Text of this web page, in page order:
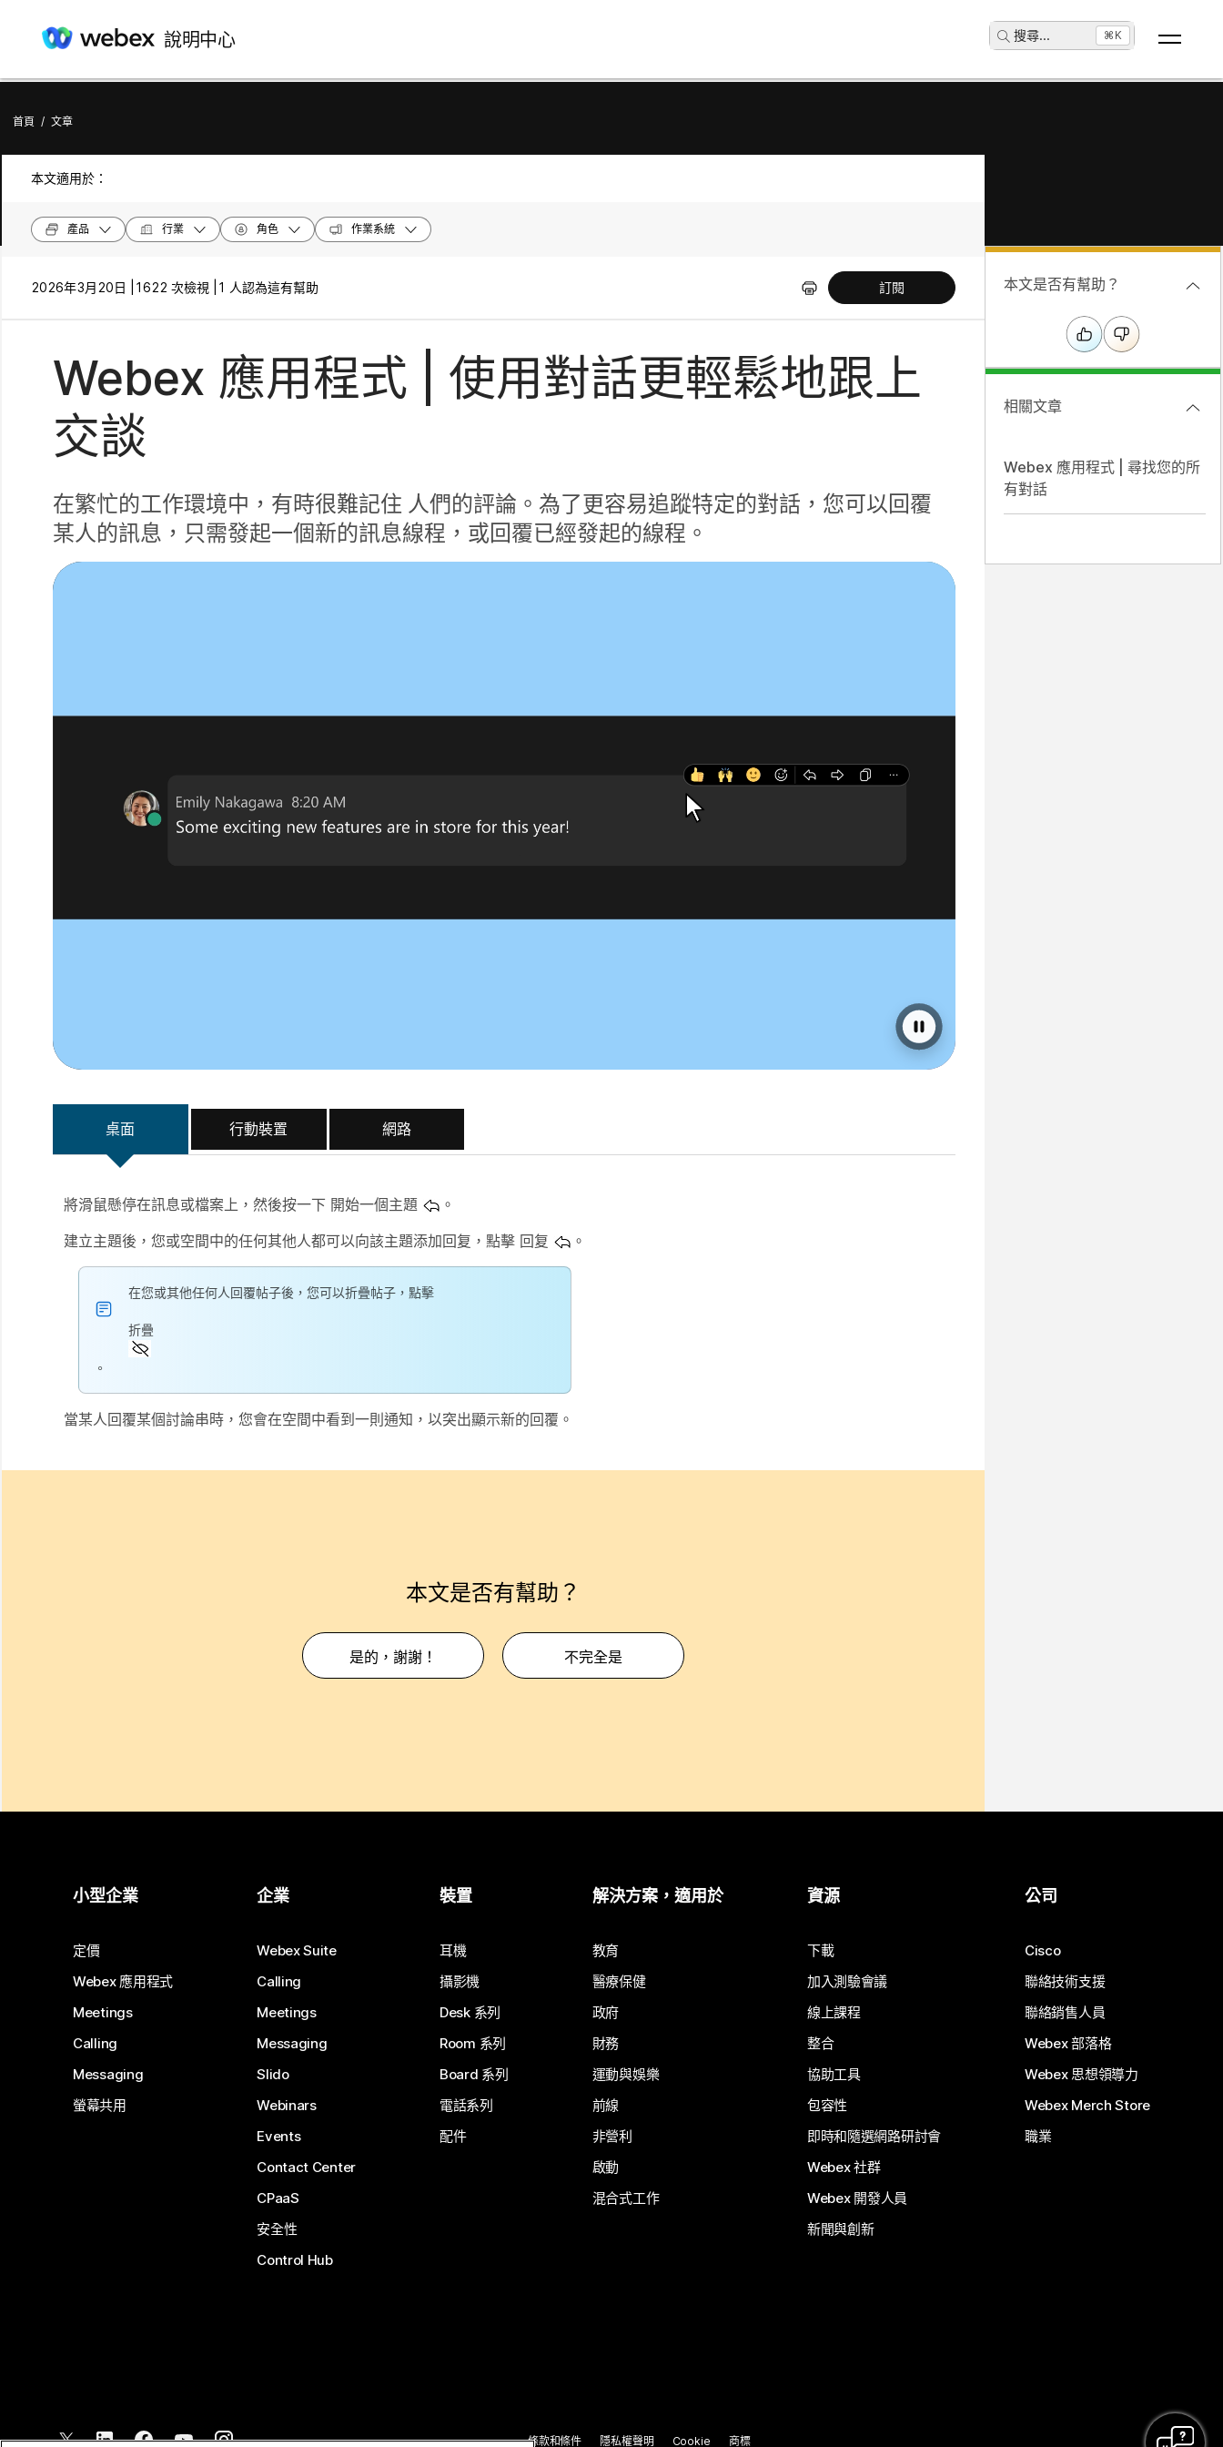
說明中心 搜尋... ⌘K
首頁 / 文章
本文適用於：
產品 行業 角色 作業系統
2026年3月20日 | 1622 次檢視 | 1 人認為這有幫助 訂閱
Webex 應用程式 | 使用對話更輕鬆地跟上
交談
在繁忙的工作環境中，有時很難記住 人們的評論。為了更容易追蹤特定的對話，您可以回覆
某人的訊息，只需發起一個新的訊息線程，或回覆已經發起的線程。
桌面 行動裝置 網路
將滑鼠懸停在訊息或檔案上，然後按一下 開始一個主題
。
建立主題後，您或空間中的任何其他人都可以向該主題添加回复，點擊 回复 。
在您或其他任何人回覆帖子後，您可以折疊帖子，點擊
折疊
。
當某人回覆某個討論串時，您會在空間中看到一則通知，以突出顯示新的回覆。
本文是否有幫助？
是的，謝謝！ 不完全是
本文是否有幫助？
相關文章
Webex 應用程式 | 尋找您的所
有對話
小型企業
定價
Webex 應用程式
Meetings
Calling
Messaging
螢幕共用
企業
Webex Suite
Calling
Meetings
Messaging
Slido
Webinars
Events
Contact Center
CPaaS
安全性
Control Hub
裝置
耳機
攝影機
Desk 系列
Room 系列
Board 系列
電話系列
配件
解決方案，適用於
教育
醫療保健
政府
財務
運動與娛樂
前線
非營利
啟動
混合式工作
資源
下載
加入測驗會議
線上課程
整合
協助工具
包容性
即時和隨選網路研討會
Webex 社群
Webex 開發人員
新聞與創新
公司
Cisco
聯絡技術支援
聯絡銷售人員
Webex 部落格
Webex 思想領導力
Webex Merch Store
職業
條款和條件 隱私權聲明 Cookie 商標